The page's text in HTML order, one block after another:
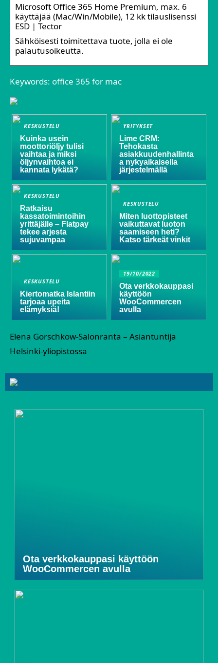
Microsoft Office 365 Home Premium, max. 6
käyttäjää (Mac/Win/Mobile), 12 kk tilauslisenssi
ESD | Tector
Sähköisesti toimitettava tuote, jolla ei ole
palautusoikeutta.
Keywords: office 365 for mac
KESKUSTELU
Kuinka usein
moottoriöljy tulisi
vaihtaa ja miksi
öljynvaihtoa ei
kannata lykätä?
YRITYKSET
Lime CRM:
Tehokasta
asiakkuudenhallinta
a nykyaikaisella
järjestelmällä
KESKUSTELU
Ratkaisu
kassatoimintoihin
yrittäjälle – Flatpay
tekee arjesta
sujuvampaa
KESKUSTELU
Miten luottopisteet
vaikuttavat luoton
saamiseen heti?
Katso tärkeät vinkit
KESKUSTELU
Kiertomatka Islantiin
tarjoaa upeita
elämyksiä!
19/10/2022
Ota verkkokauppasi
käyttöön
WooCommercen
avulla
Elena Gorschkow-Salonranta – Asiantuntija
Helsinki-yliopistossa
Ota verkkokauppasi käyttöön
WooCommercen avulla